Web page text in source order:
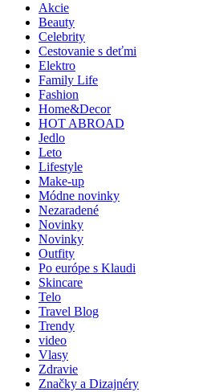
Akcie
Beauty
Celebrity
Cestovanie s deťmi
Elektro
Family Life
Fashion
Home&Decor
HOT ABROAD
Jedlo
Leto
Lifestyle
Make-up
Módne novinky
Nezaradené
Novinky
Novinky
Outfity
Po európe s Klaudi
Skincare
Telo
Travel Blog
Trendy
video
Vlasy
Zdravie
Značky a Dizajnéry